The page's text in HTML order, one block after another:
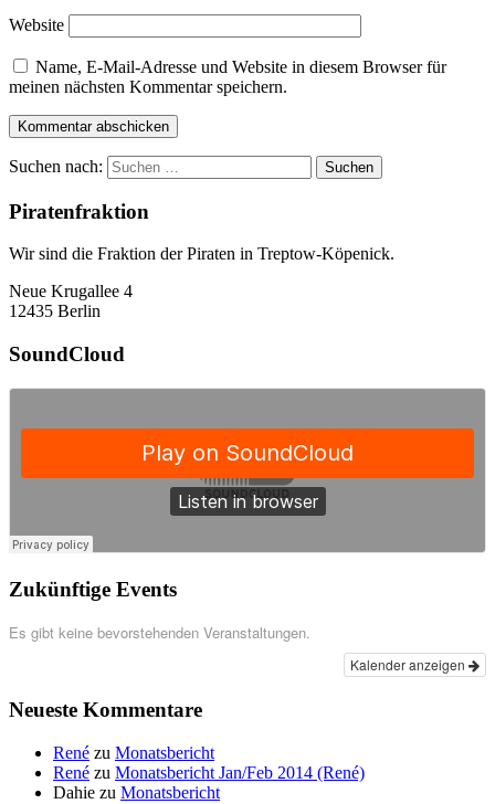
Website
Name, E-Mail-Adresse und Website in diesem Browser für
meinen nächsten Kommentar speichern.
Suchen nach:
Piratenfraktion
Wir sind die Fraktion der Piraten in Treptow-Köpenick.
Neue Krugallee 4
12435 Berlin
SoundCloud
Zukünftige Events
Es gibt keine bevorstehenden Veranstaltungen.
Kalender anzeigen
Neueste Kommentare
René zu Monatsbericht
René zu Monatsbericht Jan/Feb 2014 (René)
Dahie zu Monatsbericht